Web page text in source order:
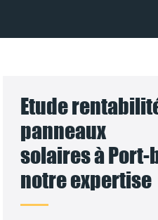
Etude
panneaux
solaires à
notre expertise